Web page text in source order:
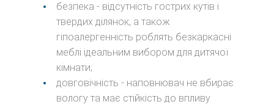
безпека - відсутність гострих кутів і
твердих ділянок, а також
гіпоалергенність роблять безкаркасні
меблі ідеальним вибором для дитячої
кімнати;
довговічність - наповнювач не вбирає
вологу та має стійкість до впливу